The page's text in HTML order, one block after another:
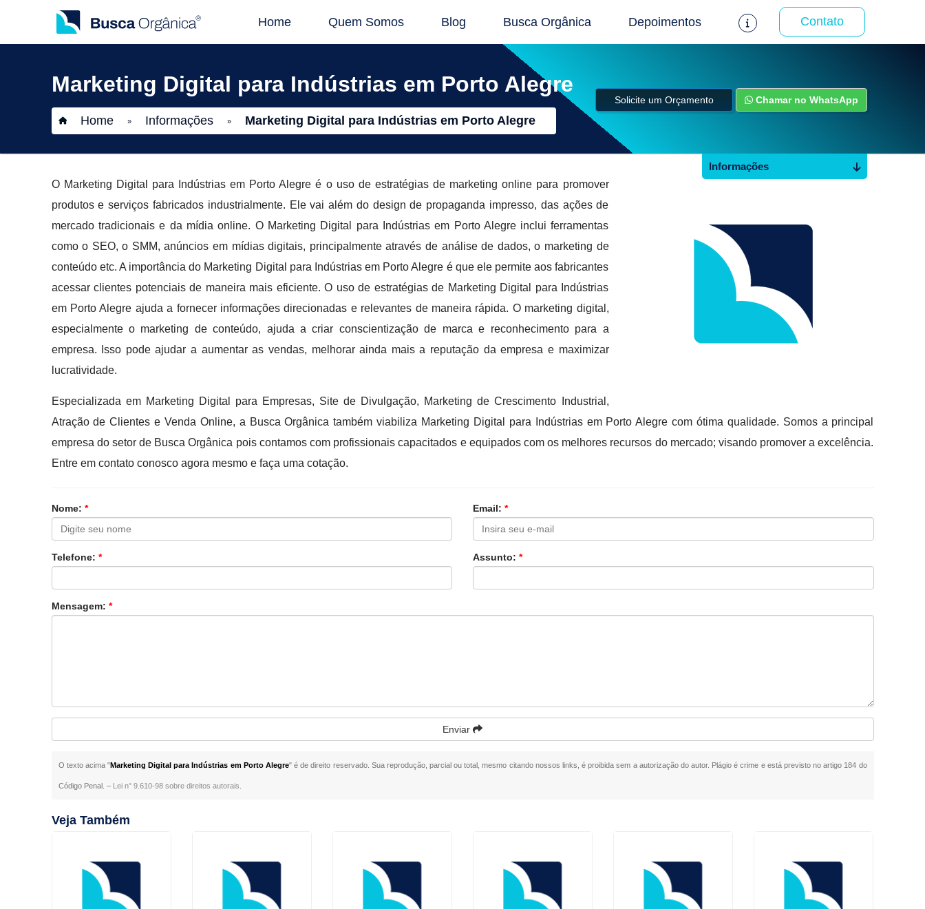
Home Quem Somos Blog Busca Orgânica Depoimentos Contato
Marketing Digital para Indústrias em Porto Alegre
Home » Informações » Marketing Digital para Indústrias em Porto Alegre
Solicite um Orçamento Chamar no WhatsApp
O Marketing Digital para Indústrias em Porto Alegre é o uso de estratégias de marketing online para promover
produtos e serviços fabricados industrialmente. Ele vai além do design de propaganda impresso, das ações de
mercado tradicionais e da mídia online. O Marketing Digital para Indústrias em Porto Alegre inclui ferramentas
como o SEO, o SMM, anúncios em mídias digitais, principalmente através de análise de dados, o marketing de
conteúdo etc. A importância do Marketing Digital para Indústrias em Porto Alegre é que ele permite aos fabricantes
acessar clientes potenciais de maneira mais eficiente. O uso de estratégias de Marketing Digital para Indústrias
em Porto Alegre ajuda a fornecer informações direcionadas e relevantes de maneira rápida. O marketing digital,
especialmente o marketing de conteúdo, ajuda a criar conscientização de marca e reconhecimento para a
empresa. Isso pode ajudar a aumentar as vendas, melhorar ainda mais a reputação da empresa e maximizar
lucratividade.
Especializada em Marketing Digital para Empresas, Site de Divulgação, Marketing de Crescimento Industrial,
Atração de Clientes e Venda Online, a Busca Orgânica também viabiliza Marketing Digital para Indústrias em Porto Alegre com ótima qualidade. Somos a principal
empresa do setor de Busca Orgânica pois contamos com profissionais capacitados e equipados com os melhores recursos do mercado; visando promover a excelência.
Entre em contato conosco agora mesmo e faça uma cotação.
Nome: * Email: *
Telefone: * Assunto: *
Mensagem: *
Enviar
O texto acima "Marketing Digital para Indústrias em Porto Alegre" é de direito reservado. Sua reprodução, parcial ou total, mesmo citando nossos links, é proibida sem a autorização do autor. Plágio é crime e está previsto no artigo 184 do
Código Penal. – Lei n° 9.610-98 sobre direitos autorais
Informações
Veja Também